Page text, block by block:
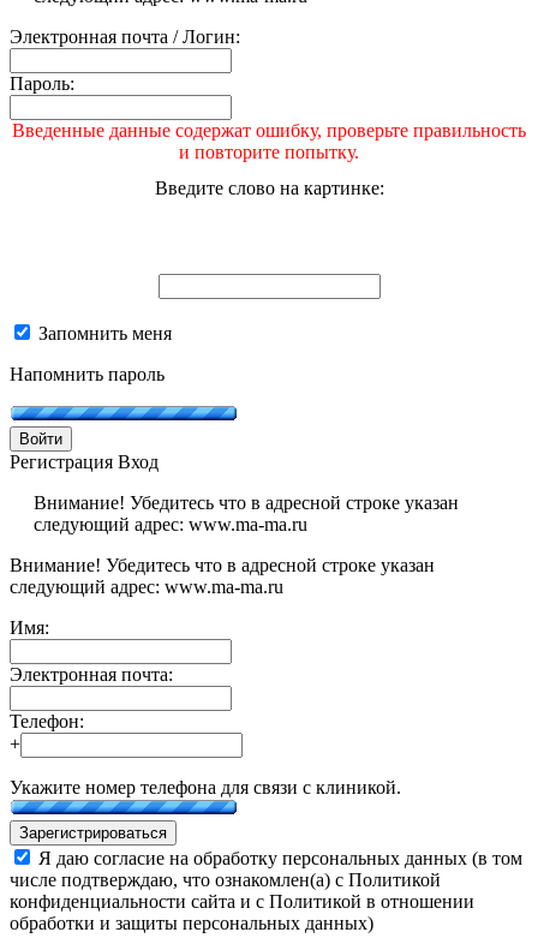
Электронная почта / Логин:
Пароль:
Введенные данные содержат ошибку, проверьте правильность
и повторите попытку.
Введите слово на картинке:
Запомнить меня
Напомнить пароль
Войти
Регистрация Вход
Внимание! Убедитесь что в адресной строке указан
следующий адрес: www.ma-ma.ru
Внимание! Убедитесь что в адресной строке указан
следующий адрес: www.ma-ma.ru
Имя:
Электронная почта:
Телефон:
+
Укажите номер телефона для связи с клиникой.
Зарегистрироваться
Я даю согласие на обработку персональных данных (в том
числе подтверждаю, что ознакомлен(а) с Политикой
конфиденциальности сайта и с Политикой в отношении
обработки и защиты персональных данных)